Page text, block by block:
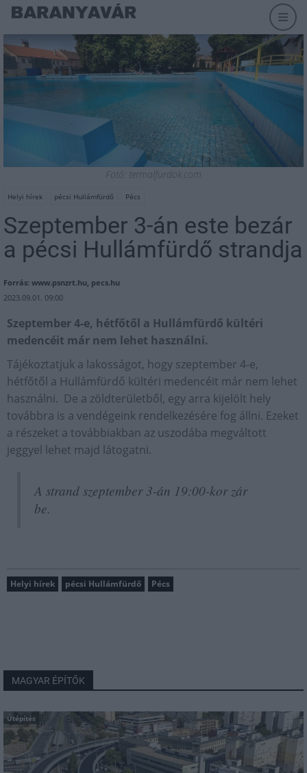
Fotó: termalfurdok.com
Helyi hírek pécsi Hullámfürdő Pécs
Szeptember 3-án este bezár
a pécsi Hullámfürdő strandja
Forrás: www.psnzrt.hu, pecs.hu
2023.09.01. 09:00
Szeptember 4-e, hétfőtől a Hullámfürdő kültéri
medencéit már nem lehet használni.
Tájékoztatjuk a lakosságot, hogy szeptember 4-e,
hétfőtől a Hullámfürdő kültéri medencéit már nem lehet
használni. De a zöldterületből, egy arra kijelölt hely
továbbra is a vendégeink rendelkezésére fog állni. Ezeket
a részeket a továbbiakban az uszodába megváltott
jeggyel lehet majd látogatni.
A strand szeptember 3-án 19:00-kor zár
be.
Helyi hírek pécsi Hullámfürdő Pécs
MAGYAR ÉPÍTŐK
Útépítés